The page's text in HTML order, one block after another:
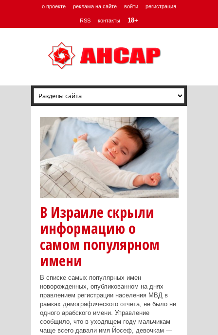
о проекте реклама на сайте войти регистрация
RSS контакты 18+
В Израиле скрыли
информацию о
самом популярном
имени
В списке самых популярных имен
новорожденных, опубликованном на днях
правлением регистрации населения МВД в
рамках демографического отчета, не было ни
одного арабского имени. Управление
сообщило, что в уходящем году мальчикам
чаще всего давали имя Йосеф, девочкам —